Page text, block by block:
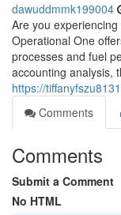
dawuddmmk199004
Are you
Operational One
processes and fuel
accounting analysis,
https://
Comments
Comments
Submit a Comment
No HTML